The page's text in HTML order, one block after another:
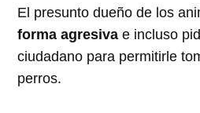
El presunto dueño de los
forma agresiva e incluso
ciudadano para permitirle
perros.